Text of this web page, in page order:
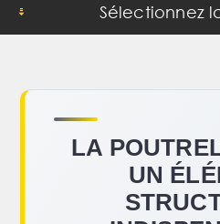
Sélectionnez
LA
UN